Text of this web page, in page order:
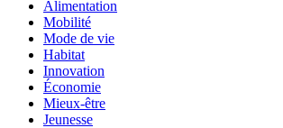
Alimentation
Mobilité
Mode de vie
Habitat
Innovation
Économie
Mieux-être
Jeunesse